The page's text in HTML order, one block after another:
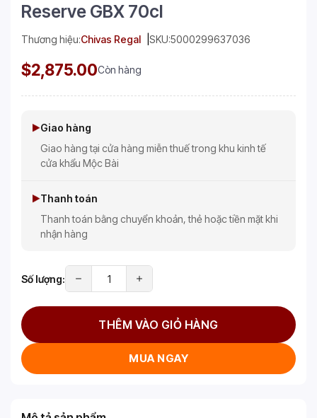
Reserve GBX 70cl
Thương hiệu:Chivas Regal SKU:5000299637036
$2,875.00Còn hàng
Giao hàng
Giao hàng tại cửa hàng miễn thuế trong khu kinh tế
cửa khẩu Mộc Bài
Thanh toán
Thanh toán bằng chuyển khoản, thẻ hoặc tiền mặt khi
nhận hàng
Số lượng:
THÊM VÀO GIỎ HÀNG
MUA NGAY